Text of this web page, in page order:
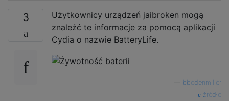
3
Użytkownicy urządzeń jaibroken mogą
znaleźć te informacje za pomocą aplikacji
Cydia o nazwie BatteryLife.
bbodenmiller
źródło